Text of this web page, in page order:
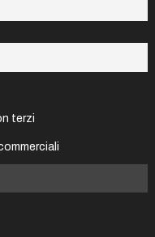
terzi